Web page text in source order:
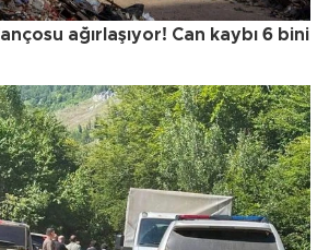
ağırlaşıyor! Can kaybı 6 bini